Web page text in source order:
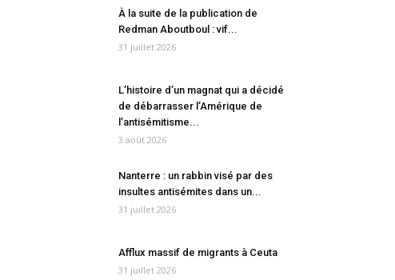
À la suite de la publication de
Redman Aboutboul : vif...
31 juillet 2026
L’histoire d’un magnat qui a décidé
de débarrasser l’Amérique de
l’antisémitisme...
3 août 2026
Nanterre : un rabbin visé par des
insultes antisémites dans un...
31 juillet 2026
Afflux massif de migrants à Ceuta
31 juillet 2026